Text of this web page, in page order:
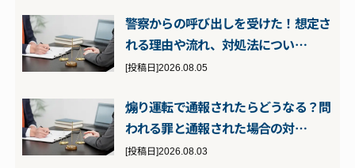
警察からの呼び出しを受けた！想定さ
れる理由や流れ、対処法につい…
[投稿日]2026.08.05
煽り運転で通報されたらどうなる？問
われる罪と通報された場合の対…
[投稿日]2026.08.03